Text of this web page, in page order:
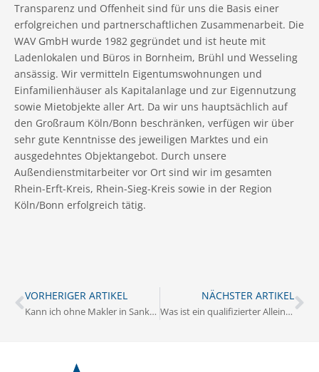
Transparenz und Offenheit sind für uns die Basis einer
erfolgreichen und partnerschaftlichen Zusammenarbeit. Die
WAV GmbH wurde 1982 gegründet und ist heute mit
Ladenlokalen und Büros in Bornheim, Brühl und Wesseling
ansässig. Wir vermitteln Eigentumswohnungen und
Einfamilienhäuser als Kapitalanlage und zur Eigennutzung
sowie Mietobjekte aller Art. Da wir uns hauptsächlich auf
den Großraum Köln/Bonn beschränken, verfügen wir über
sehr gute Kenntnisse des jeweiligen Marktes und ein
ausgedehntes Objektangebot. Durch unsere
Außendienstmitarbeiter vor Ort sind wir im gesamten
Rhein-Erft-Kreis, Rhein-Sieg-Kreis sowie in der Region
Köln/Bonn erfolgreich tätig.
VORHERIGER ARTIKEL
Kann ich ohne Makler in Sankt Augustin verkaufen?
NÄCHSTER ARTIKEL
Was ist ein qualifizierter Alleinauftrag in Sankt Augustin?